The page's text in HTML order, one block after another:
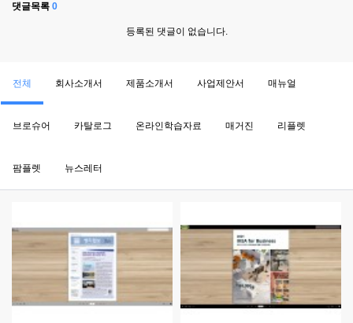
댓글목록 0
등록된 댓글이 없습니다.
전체 회사소개서 제품소개서 사업제안서 매뉴얼
브로슈어 카탈로그 온라인학습자료 매거진 리플렛
팜플렛 뉴스레터